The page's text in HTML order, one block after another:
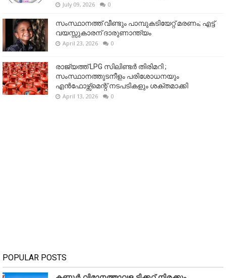
July 09, 2026 0
സംസ്ഥാനത്ത് വീണ്ടും പാമ്പുകടിയേറ്റ് മരണം; എട്ട്
വയസ്സുകാരന് ദാരുണാന്ത്യം
April 23, 2026 0
രാജ്യത്ത് LPG സിലിണ്ടർ തിരിമറി ;
സംസ്ഥാനത്തുടനീളം പരിശോധനയും
എൻഫോഴ്സ്മെന്റ് നടപടികളും ശക്തമാക്കി
April 13, 2026 0
POPULAR POSTS